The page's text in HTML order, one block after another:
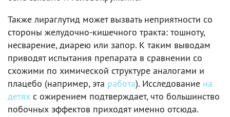
Также лираглутид может вызвать неприятности со
стороны желудочно-кишечного тракта: тошноту,
несварение, диарею или запор. К таким выводам
приводят испытания препарата в сравнении со
схожими по химической структуре аналогами и
плацебо (например, эта работа). Исследование на
детях с ожирением подтверждает, что большинство
побочных эффектов приходят именно отсюда.